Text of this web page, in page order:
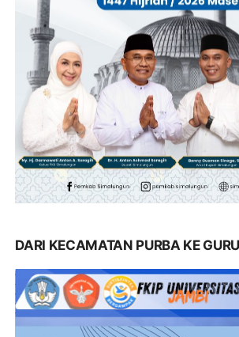
DARI KECAMATAN PURBA KE